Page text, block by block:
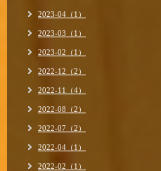
2023-04（1）
2023-03（1）
2023-02（1）
2022-12（2）
2022-11（4）
2022-08（2）
2022-07（2）
2022-04（1）
2022-02（1）